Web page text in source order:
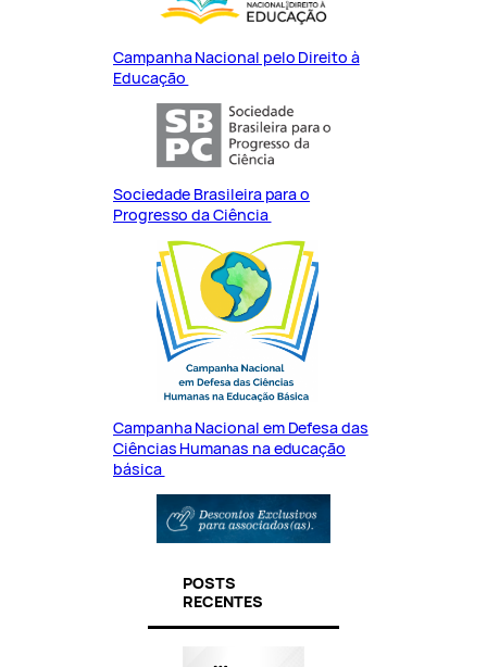
Campanha Nacional pelo Direito à
Educação
Sociedade Brasileira para o
Progresso da Ciência
Campanha Nacional em Defesa das
Ciências Humanas na educação
básica
POSTS
RECENTES